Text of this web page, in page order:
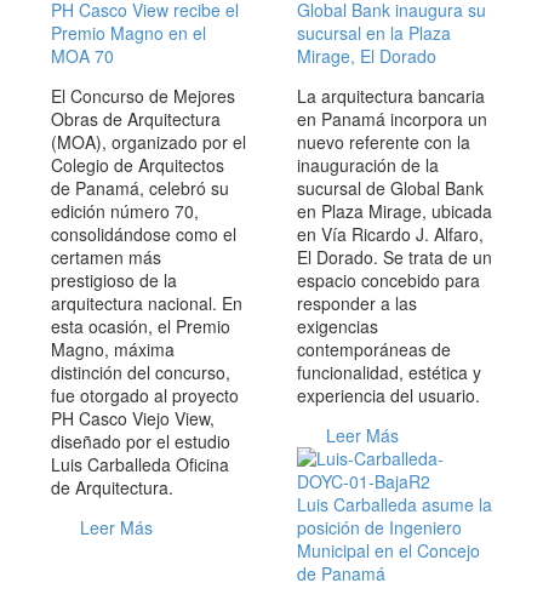
PH Casco View recibe el
Premio Magno en el
MOA 70
El Concurso de Mejores
Obras de Arquitectura
(MOA), organizado por el
Colegio de Arquitectos
de Panamá, celebró su
edición número 70,
consolidándose como el
certamen más
prestigioso de la
arquitectura nacional. En
esta ocasión, el Premio
Magno, máxima
distinción del concurso,
fue otorgado al proyecto
PH Casco Viejo View,
diseñado por el estudio
Luis Carballeda Oficina
de Arquitectura.
Leer Más
Global Bank inaugura su
sucursal en la Plaza
Mirage, El Dorado
La arquitectura bancaria
en Panamá incorpora un
nuevo referente con la
inauguración de la
sucursal de Global Bank
en Plaza Mirage, ubicada
en Vía Ricardo J. Alfaro,
El Dorado. Se trata de un
espacio concebido para
responder a las
exigencias
contemporáneas de
funcionalidad, estética y
experiencia del usuario.
Leer Más
Luis Carballeda asume la
posición de Ingeniero
Municipal en el Concejo
de Panamá